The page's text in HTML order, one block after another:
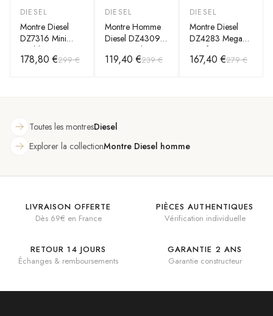
-40%
DIESEL
Montre Diesel
DZ7316 Mini
Daddy en Acier
Inoxydable Noir
178,80 €299 €
-50%
DIESEL
Montre Homme
Diesel DZ4309
Noire et Plaques
Or Rose
119,40 €239 €
-40%
DIESEL
Montre Diesel
DZ4283 Mega
Chief en acier
noir
167,40 €279 €
Toutes les montresDiesel
Explorer la collectionMontre Diesel homme
LIVRAISON OFFERTE
Dès 69€ en France
PIÈCES AUTHENTIQUES
Vérification individuelle
RETOUR 14 JOURS
Échanges & remboursements
GARANTIE 2 ANS
Garantie constructeur